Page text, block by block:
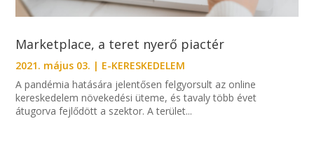
Marketplace, a teret nyerő piactér
2021. május 03. | E-KERESKEDELEM
A pandémia hatására jelentősen felgyorsult az online
kereskedelem növekedési üteme, és tavaly több évet
átugorva fejlődött a szektor. A terület...